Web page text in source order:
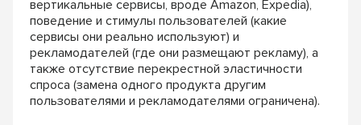
вертикальные сервисы, вроде Amazon, Expedia),
поведение и стимулы пользователей (какие
сервисы они реально используют) и
рекламодателей (где они размещают рекламу), а
также отсутствие перекрестной эластичности
спроса (замена одного продукта другим
пользователями и рекламодателями ограничена).